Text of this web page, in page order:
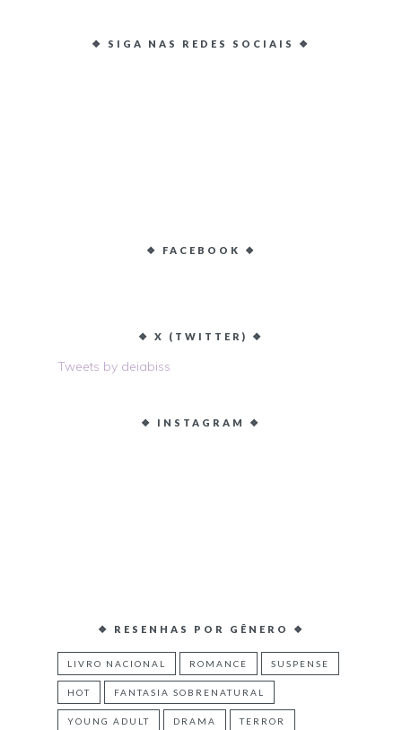
❖ SIGA NAS REDES SOCIAIS ❖
❖ FACEBOOK ❖
❖ X (TWITTER) ❖
Tweets by deiabiss
❖ INSTAGRAM ❖
❖ RESENHAS POR GÊNERO ❖
LIVRO NACIONAL ROMANCE SUSPENSE
HOT FANTASIA SOBRENATURAL
YOUNG ADULT DRAMA TERROR